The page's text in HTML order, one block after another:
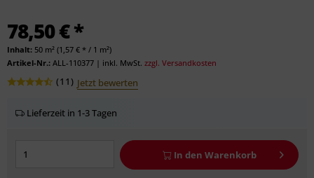
78,50 € *
Inhalt: 50 m² (1,57 € * / 1 m²)
Artikel-Nr.: ALL-110377 | inkl. MwSt. zzgl. Versandkosten
(11) Jetzt bewerten
Lieferzeit in 1-3 Tagen
In den Warenkorb